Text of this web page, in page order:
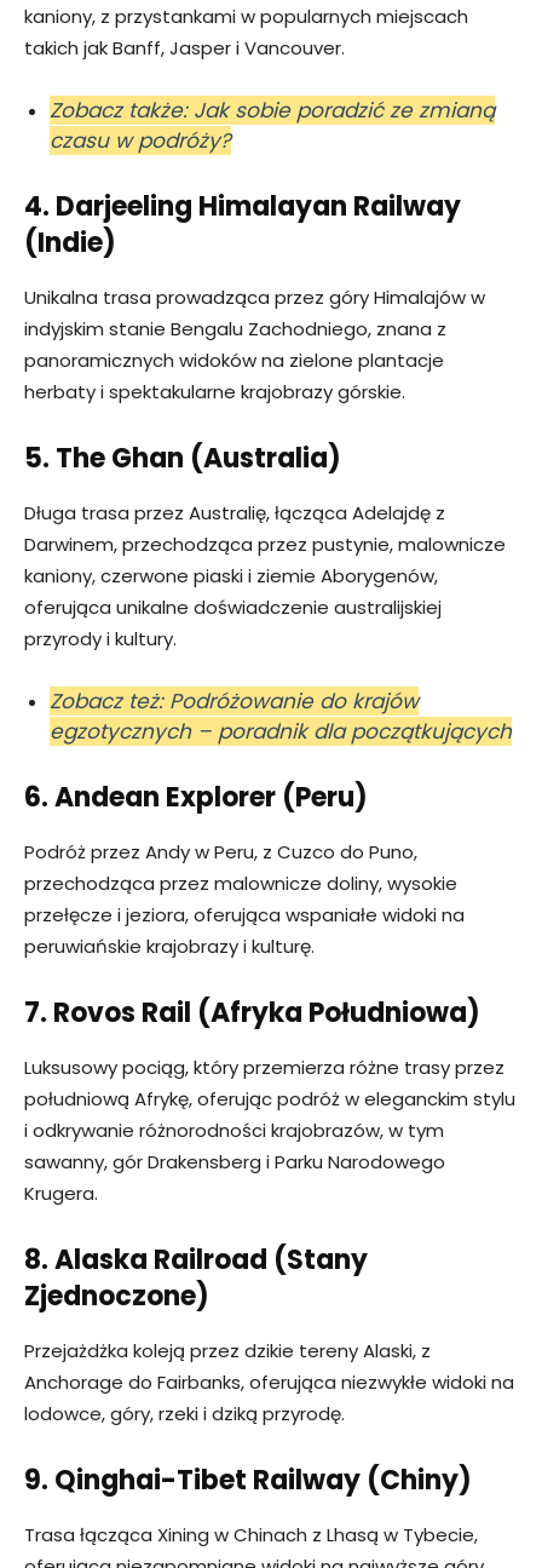
kaniony, z przystankami w popularnych miejscach
takich jak Banff, Jasper i Vancouver.
Zobacz także: Jak sobie poradzić ze zmianą
czasu w podróży?
4. Darjeeling Himalayan Railway
(Indie)
Unikalna trasa prowadząca przez góry Himalajów w
indyjskim stanie Bengalu Zachodniego, znana z
panoramicznych widoków na zielone plantacje
herbaty i spektakularne krajobrazy górskie.
5. The Ghan (Australia)
Długa trasa przez Australię, łącząca Adelajdę z
Darwinem, przechodząca przez pustynie, malownicze
kaniony, czerwone piaski i ziemie Aborygenów,
oferująca unikalne doświadczenie australijskiej
przyrody i kultury.
Zobacz też: Podróżowanie do krajów
egzotycznych – poradnik dla początkujących
6. Andean Explorer (Peru)
Podróż przez Andy w Peru, z Cuzco do Puno,
przechodząca przez malownicze doliny, wysokie
przełęcze i jeziora, oferująca wspaniałe widoki na
peruwiańskie krajobrazy i kulturę.
7. Rovos Rail (Afryka Południowa)
Luksusowy pociąg, który przemierza różne trasy przez
południową Afrykę, oferując podróż w eleganckim stylu
i odkrywanie różnorodności krajobrazów, w tym
sawanny, gór Drakensberg i Parku Narodowego
Krugera.
8. Alaska Railroad (Stany
Zjednoczone)
Przejażdżka koleją przez dzikie tereny Alaski, z
Anchorage do Fairbanks, oferująca niezwykłe widoki na
lodowce, góry, rzeki i dziką przyrodę.
9. Qinghai-Tibet Railway (Chiny)
Trasa łącząca Xining w Chinach z Lhasą w Tybecie,